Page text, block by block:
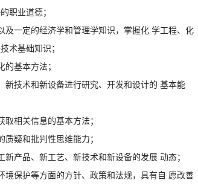
职业道德；
一定的经济学和管理学知识，掌握化 学工程、化
术基础知识；
基本方法；
技术和新设备进行研究、开发和设计的 基本能
相关信息的基本方法；
疑和批判性思维能力；
产品、新工艺、新技术和新设备的发展 动态；
保护等方面的方针、政策和法规，具有自 愿改善